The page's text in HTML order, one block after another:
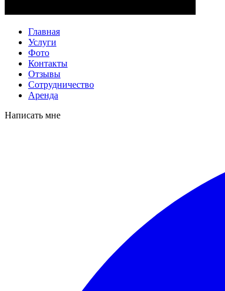
Главная
Услуги
Фото
Контакты
Отзывы
Сотрудничество
Аренда
Написать мне